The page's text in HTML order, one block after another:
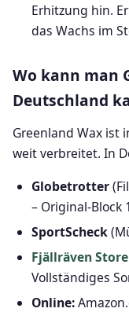
Erhitzung hin.
das Wachs im
Wo kann man
Deutschland
Greenland Wax ist
weit verbreitet. In
Globetrotter
– Original-Block
SportScheck
Fjällräven Store
Vollständiges
Online: